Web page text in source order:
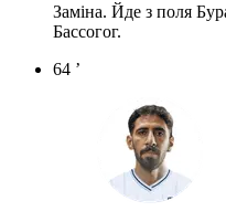
Заміна. Йде з поля
Бассогог.
64 ’